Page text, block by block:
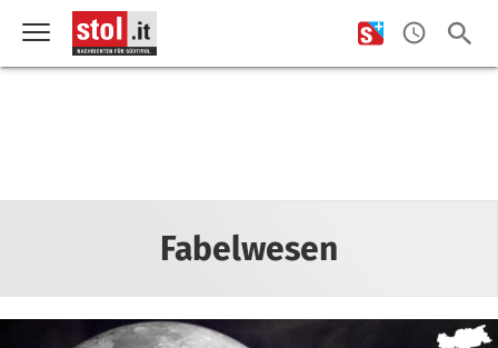
Fabelwesen